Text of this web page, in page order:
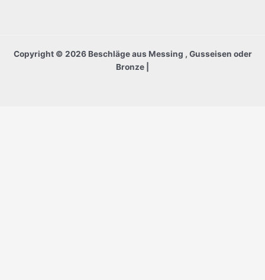
Copyright © 2026 Beschläge aus Messing , Gusseisen oder
Bronze |